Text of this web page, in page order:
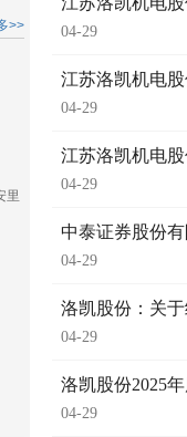
>>
里
04-29
江苏洛凯机电
04-29
江苏洛凯机电
04-29
中泰证券股份
04-29
洛凯股份：关
04-29
洛凯股份2025
04-29